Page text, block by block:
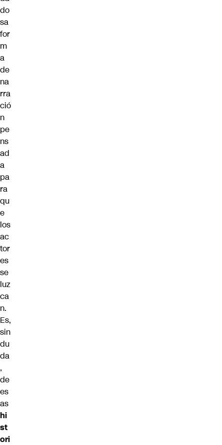
do
sa
for
m
a
de
na
rra
ció
n
pe
ns
ad
a
pa
ra
qu
e
los
ac
tor
es
se
luz
ca
n.
Es,
sin
du
da
,
de
es
as
hi
st
ori